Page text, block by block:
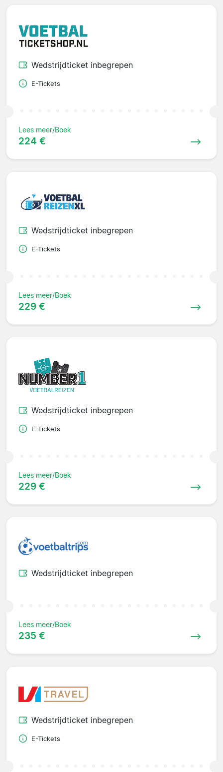
Wedstrijdticket inbegrepen
E-Tickets
Lees meer/Boek
224 €
Wedstrijdticket inbegrepen
E-Tickets
Lees meer/Boek
229 €
Wedstrijdticket inbegrepen
E-Tickets
Lees meer/Boek
229 €
Wedstrijdticket inbegrepen
Lees meer/Boek
235 €
Wedstrijdticket inbegrepen
E-Tickets